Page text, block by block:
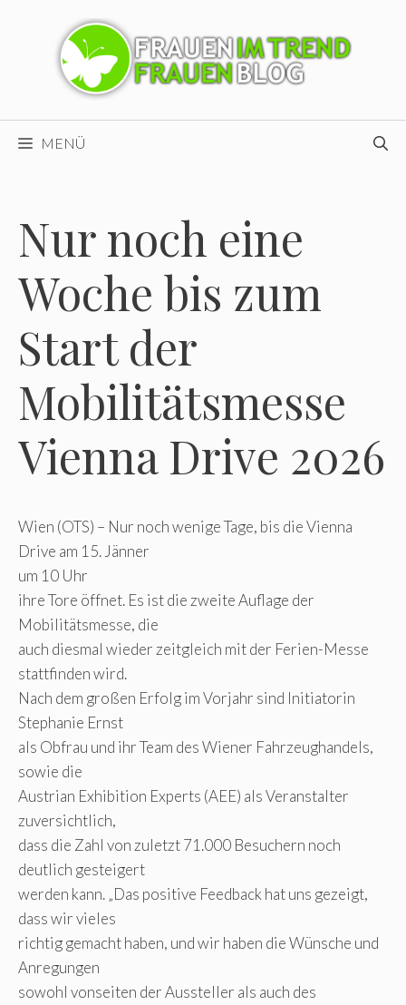
MENÜ
Nur noch eine
Woche bis zum
Start der
Mobilitätsmesse
Vienna Drive 2026
Wien (OTS) – Nur noch wenige Tage, bis die Vienna
Drive am 15. Jänner
um 10 Uhr
ihre Tore öffnet. Es ist die zweite Auflage der
Mobilitätsmesse, die
auch diesmal wieder zeitgleich mit der Ferien-Messe
stattfinden wird.
Nach dem großen Erfolg im Vorjahr sind Initiatorin
Stephanie Ernst
als Obfrau und ihr Team des Wiener Fahrzeughandels,
sowie die
Austrian Exhibition Experts (AEE) als Veranstalter
zuversichtlich,
dass die Zahl von zuletzt 71.000 Besuchern noch
deutlich gesteigert
werden kann. „Das positive Feedback hat uns gezeigt,
dass wir vieles
richtig gemacht haben, und wir haben die Wünsche und
Anregungen
sowohl vonseiten der Aussteller als auch des